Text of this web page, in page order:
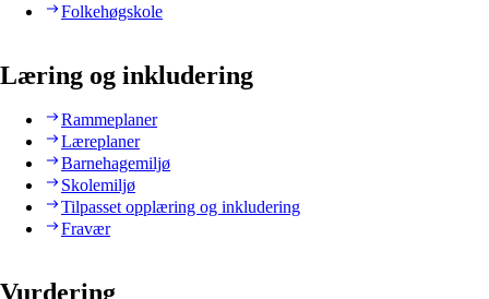
Folkehøgskole
Læring og inkludering
Rammeplaner
Læreplaner
Barnehagemiljø
Skolemiljø
Tilpasset opplæring og inkludering
Fravær
Vurdering